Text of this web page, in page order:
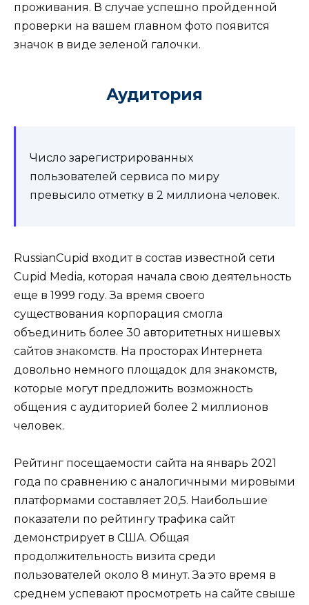
проживания. В случае успешно пройденной
проверки на вашем главном фото появится
значок в виде зеленой галочки.
Аудитория
Число зарегистрированных
пользователей сервиса по миру
превысило отметку в 2 миллиона человек.
RussianCupid входит в состав известной сети
Cupid Media, которая начала свою деятельность
еще в 1999 году. За время своего
существования корпорация смогла
объединить более 30 авторитетных нишевых
сайтов знакомств. На просторах Интернета
довольно немного площадок для знакомств,
которые могут предложить возможность
общения с аудиторией более 2 миллионов
человек.
Рейтинг посещаемости сайта на январь 2021
года по сравнению с аналогичными мировыми
платформами составляет 20,5. Наибольшие
показатели по рейтингу трафика сайт
демонстрирует в США. Общая
продолжительность визита среди
пользователей около 8 минут. За это время в
среднем успевают просмотреть на сайте свыше